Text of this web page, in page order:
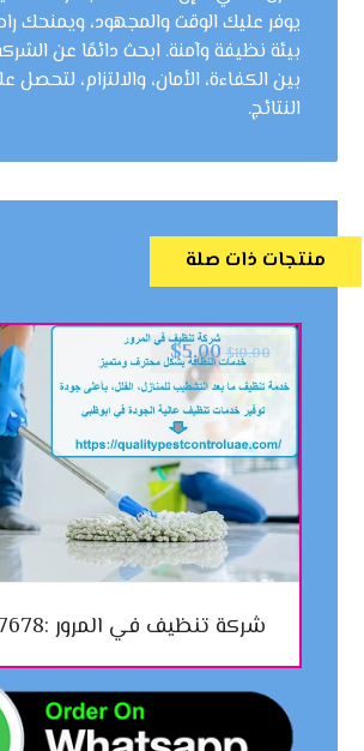
يوفر عليك الوقت والمجهود، ويمنحك
بيئة نظيفة وآمنة. ابحث دائمًا عن
بين الكفاءة، الأمان، والالتزام،
النتائج.
منتجات ذات صلة
شركة تنظيف في المرور :0545307678
$10.00
$5.00